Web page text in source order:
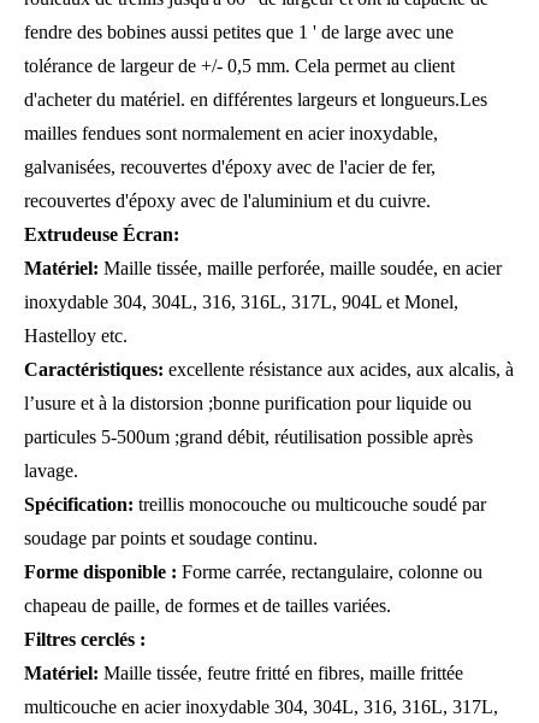
fendre des bobines aussi petites que 1 ' de large avec une
tolérance de largeur de +/- 0,5 mm. Cela permet au client
d'acheter du matériel. en différentes largeurs et longueurs.Les
mailles fendues sont normalement en acier inoxydable,
galvanisées, recouvertes d'époxy avec de l'acier de fer,
recouvertes d'époxy avec de l'aluminium et du cuivre.
Extrudeuse Écran:
Matériel: Maille tissée, maille perforée, maille soudée, en acier
inoxydable 304, 304L, 316, 316L, 317L, 904L et Monel,
Hastelloy etc.
Caractéristiques: excellente résistance aux acides, aux alcalis, à
l’usure et à la distorsion ;bonne purification pour liquide ou
particules 5-500um ;grand débit, réutilisation possible après
lavage.
Spécification: treillis monocouche ou multicouche soudé par
soudage par points et soudage continu.
Forme disponible : Forme carrée, rectangulaire, colonne ou
chapeau de paille, de formes et de tailles variées.
Filtres cerclés :
Matériel: Maille tissée, feutre fritté en fibres, maille frittée
multicouche en acier inoxydable 304, 304L, 316, 316L, 317L,